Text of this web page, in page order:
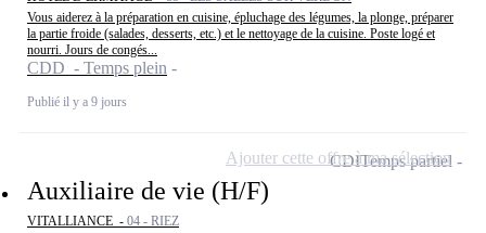
Vous aiderez à la préparation en cuisine, épluchage des légumes, la plonge, préparer
la partie froide (salades, desserts, etc.) et le nettoyage de la cuisine. Poste logé et
nourri. Jours de congés...
CDD - Temps plein
Publié il y a 9 jours
Auxiliaire de vie (H/F)
VITALLIANCE - 04 - RIEZ
CDITemps partiel
Ajouter cette offre à ma sélection